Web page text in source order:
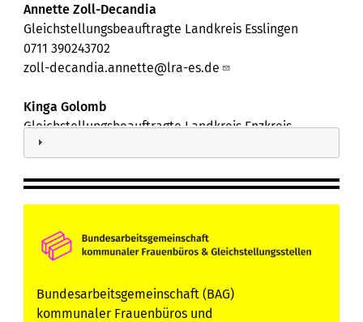
Annette Zoll-Decandia
Gleichstellungsbeauftragte Landkreis Esslingen
0711 390243702
zoll-decandia.annette@lra-es.de
Kinga Golomb
Gleichstellungsbeauftragte Landkreis Enzkreis
07231 3089595
Bundesarbeitsgemeinschaft (BAG)
kommunaler Frauenbüros und